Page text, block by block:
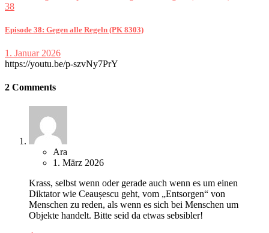
38
Episode 38: Gegen alle Regeln (PK 8303)
1. Januar 2026
https://youtu.be/p-szvNy7PrY
2 Comments
Ara
1. März 2026
Krass, selbst wenn oder gerade auch wenn es um einen
Diktator wie Ceaușescu geht, vom „Entsorgen“ von
Menschen zu reden, als wenn es sich bei Menschen um
Objekte handelt. Bitte seid da etwas sebsibler!